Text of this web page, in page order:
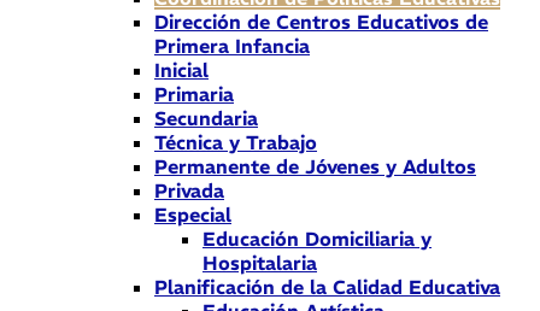
Dirección de Centros Educativos de
Primera Infancia
Inicial
Primaria
Secundaria
Técnica y Trabajo
Permanente de Jóvenes y Adultos
Privada
Especial
Educación Domiciliaria y
Hospitalaria
Planificación de la Calidad Educativa